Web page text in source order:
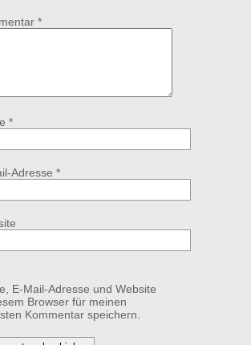
*
*
Adresse *
E-Mail-Adresse und Website
Browser für meinen
Kommentar speichern.